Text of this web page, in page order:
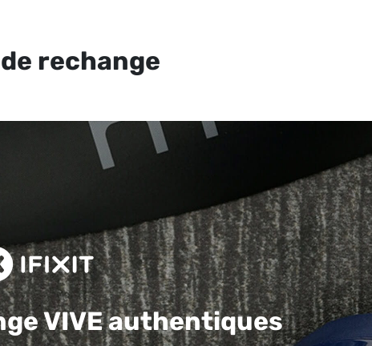
rechange
VIVE authentiques​